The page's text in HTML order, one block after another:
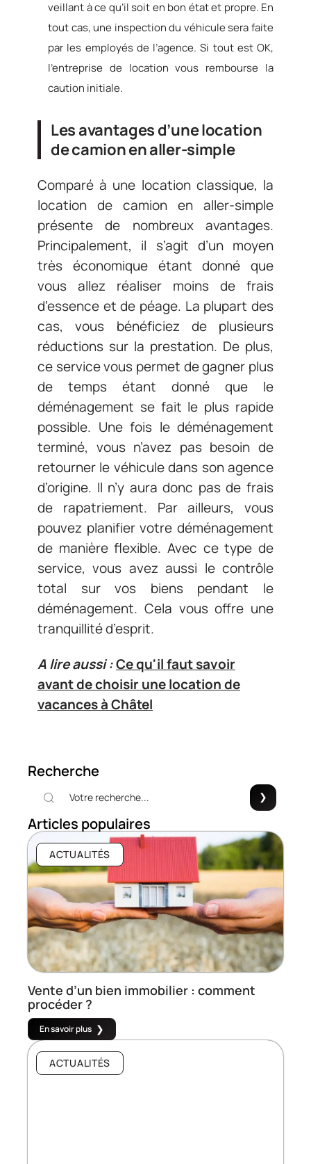
veillant à ce qu’il soit en bon état et propre. En
tout cas, une inspection du véhicule sera faite
par les employés de l’agence. Si tout est OK,
l’entreprise de location vous rembourse la
caution initiale.
Les avantages d’une location
de camion en aller-simple
Comparé à une location classique, la
location de camion en aller-simple
présente de nombreux avantages.
Principalement, il s’agit d’un moyen
très économique étant donné que
vous allez réaliser moins de frais
d’essence et de péage. La plupart des
cas, vous bénéficiez de plusieurs
réductions sur la prestation. De plus,
ce service vous permet de gagner plus
de temps étant donné que le
déménagement se fait le plus rapide
possible. Une fois le déménagement
terminé, vous n’avez pas besoin de
retourner le véhicule dans son agence
d’origine. Il n’y aura donc pas de frais
de rapatriement. Par ailleurs, vous
pouvez planifier votre déménagement
de manière flexible. Avec ce type de
service, vous avez aussi le contrôle
total sur vos biens pendant le
déménagement. Cela vous offre une
tranquillité d’esprit.
A lire aussi :Ce qu'il faut savoir
avant de choisir une location de
vacances à Châtel
Recherche
Articles populaires
ACTUALITÉS
Vente d’un bien immobilier : comment
procéder ?
En savoir plus
ACTUALITÉS